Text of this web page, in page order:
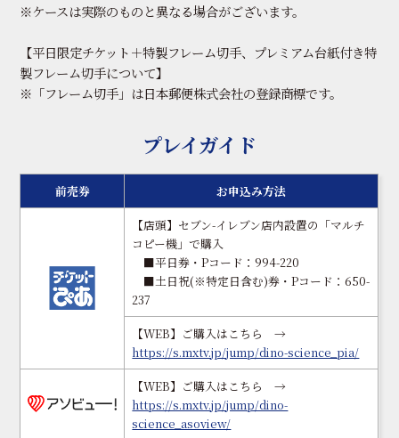
※ケースは実際のものと異なる場合がございます。
【平日限定チケット＋特製フレーム切手、プレミアム台紙付き特
製フレーム切手について】
※「フレーム切手」は日本郵便株式会社の登録商標です。
プレイガイド
前売券
お申込み方法
【店頭】セブン-イレブン店内設置の「マルチ
コピー機」で購入
■平日券・Pコード：994-220
■土日祝(※特定日含む)券・Pコード：650-
237
【WEB】ご購入はこちら →
https://s.mxtv.jp/jump/dino-science_pia/
【WEB】ご購入はこちら →
https://s.mxtv.jp/jump/dino-
science_asoview/